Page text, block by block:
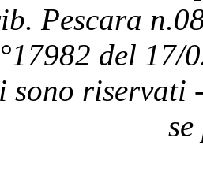
Pescara
del 17/
riservati